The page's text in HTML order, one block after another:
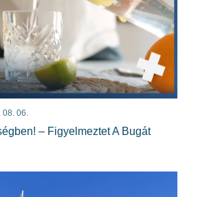
08. 06.
– Figyelmeztet A Bugát